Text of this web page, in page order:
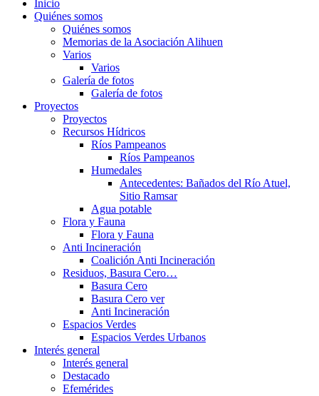
Inicio
Quiénes somos
Quiénes somos
Memorias de la Asociación Alihuen
Varios
Varios
Galería de fotos
Galería de fotos
Proyectos
Proyectos
Recursos Hídricos
Ríos Pampeanos
Ríos Pampeanos
Humedales
Antecedentes: Bañados del Río Atuel,
Sitio Ramsar
Agua potable
Flora y Fauna
Flora y Fauna
Anti Incineración
Coalición Anti Incineración
Residuos, Basura Cero…
Basura Cero
Basura Cero ver
Anti Incineración
Espacios Verdes
Espacios Verdes Urbanos
Interés general
Interés general
Destacado
Efemérides